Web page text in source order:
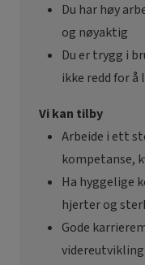
Du har høy
og nøyaktig
Du er trygg i
ikke redd for
Vi kan tilby
Arbeide i ett
kompetanse,
Ha hyggelige
hjerter og
Gode
videreutvikling